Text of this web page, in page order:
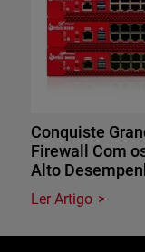
Conquiste
Firewall Com
Alto
Ler Artigo